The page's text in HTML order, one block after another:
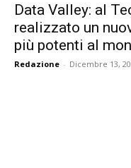
Data Valley: al
realizzato un
più potenti al
Redazione - Dicembre 13,